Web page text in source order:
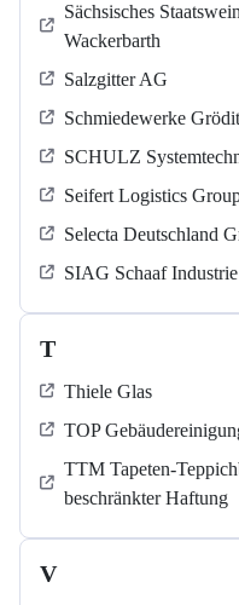
Sächsisches
Wackerbarth
Salzgitter AG
Schmiedewerke
SCHULZ
Seifert Logistics
Selecta Deutschland
SIAG Schaaf
T
Thiele Glas
TOP
TTM Tapeten-
beschränkter Haftung
V